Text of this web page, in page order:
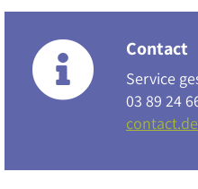
Contact
Service
03 89 24